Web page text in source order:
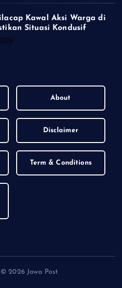
Kawal Aksi Warga di
Situasi Kondusif
About
Disclaimer
Term & Conditions
2026 Jawa Post